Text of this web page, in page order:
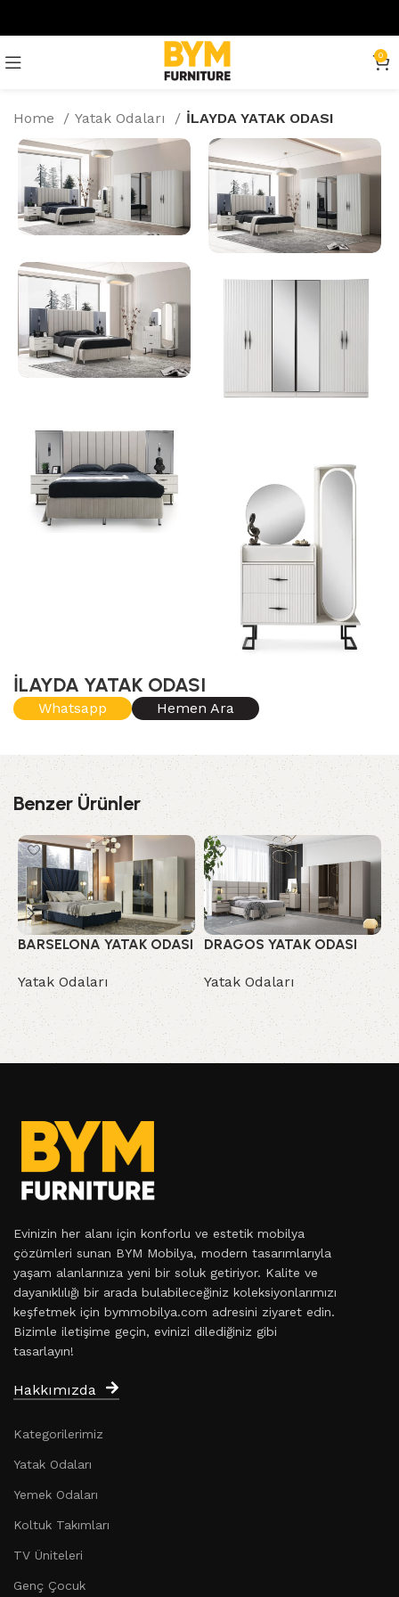
0
Home Yatak Odaları İLAYDA YATAK ODASI
İLAYDA YATAK ODASI
Whatsapp Hemen Ara
Benzer Ürünler
BARSELONA YATAK ODASI
Yatak Odaları
DRAGOS YATAK ODASI
Yatak Odaları
Evinizin her alanı için konforlu ve estetik mobilya
çözümleri sunan BYM Mobilya, modern tasarımlarıyla
yaşam alanlarınıza yeni bir soluk getiriyor. Kalite ve
dayanıklılığı bir arada bulabileceğiniz koleksiyonlarımızı
keşfetmek için bymmobilya.com adresini ziyaret edin.
Bizimle iletişime geçin, evinizi dilediğiniz gibi
tasarlayın!
Hakkımızda
Kategorilerimiz
Yatak Odaları
Yemek Odaları
Koltuk Takımları
TV Üniteleri
Genç Çocuk